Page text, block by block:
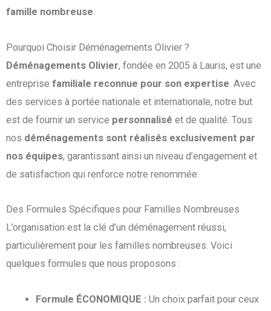
famille nombreuse.
Pourquoi Choisir Déménagements Olivier ?
Déménagements Olivier, fondée en 2005 à Lauris, est une
entreprise familiale reconnue pour son expertise . Avec
des services à portée nationale et internationale, notre but
est de fournir un service personnalisé et de qualité. Tous
nos déménagements sont réalisés exclusivement par
nos équipes, garantissant ainsi un niveau d’engagement et
de satisfaction qui renforce notre renommée.
Des Formules Spécifiques pour Familles Nombreuses
L’organisation est la clé d’un déménagement réussi,
particulièrement pour les familles nombreuses. Voici
quelques formules que nous proposons :
Formule ÉCONOMIQUE : Un choix parfait pour ceux